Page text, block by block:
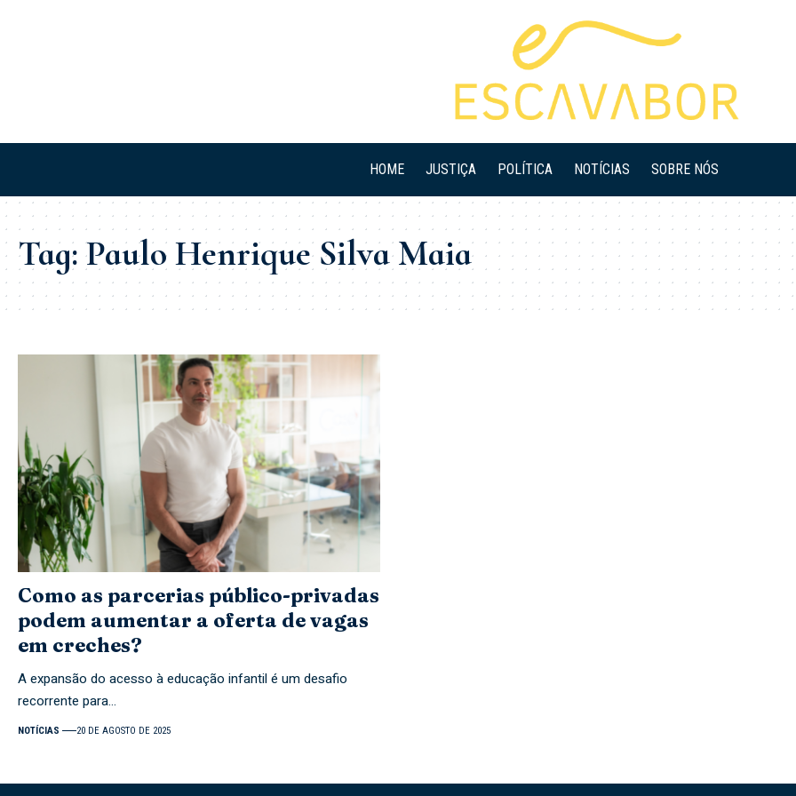
HOME JUSTIÇA POLÍTICA NOTÍCIAS SOBRE NÓS
Tag:Paulo Henrique Silva Maia
Como as parcerias público-privadas
podem aumentar a oferta de vagas
em creches?
A expansão do acesso à educação infantil é um desafio
recorrente para…
NOTÍCIAS 20 DE AGOSTO DE 2025